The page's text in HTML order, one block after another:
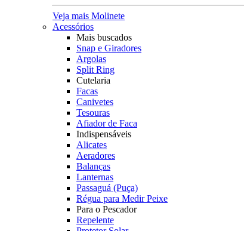
Veja mais Molinete
Acessórios
Mais buscados
Snap e Giradores
Argolas
Split Ring
Cutelaria
Facas
Canivetes
Tesouras
Afiador de Faca
Indispensáveis
Alicates
Aeradores
Balanças
Lanternas
Passaguá (Puça)
Régua para Medir Peixe
Para o Pescador
Repelente